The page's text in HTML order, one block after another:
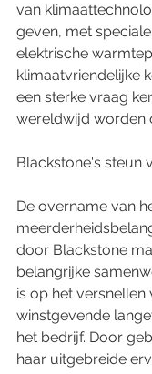
van
geven, met
elektrische
klimaatvriendelijke
een sterke vraag
wereldwijd worden
Blackstone's steun
De overname van
door Blackstone
belangrijke
is op het versnellen
winstgevende
het bedrijf. Door
haar uitgebreide